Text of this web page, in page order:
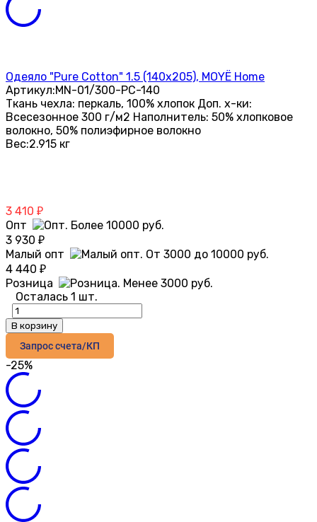
Одеяло "Pure Cotton" 1.5 (140х205), MOYЁ Home
Артикул:MN-01/300-PC-140
Ткань чехла: перкаль, 100% хлопок Доп. х-ки:
Всесезонное 300 г/м2 Наполнитель: 50% хлопковое
волокно, 50% полиэфирное волокно
Вес:2.915 кг
3 410 ₽
Опт
3 930 ₽
Малый опт
4 440 ₽
Розница
Осталась 1 шт.
В корзину
Запрос счета/КП
-25%